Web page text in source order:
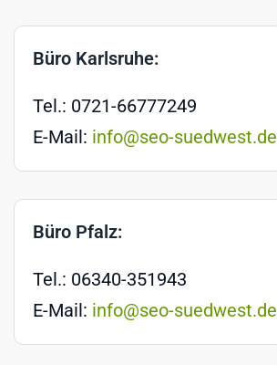
Büro Karlsruhe:
Tel.: 0721-66777249
E-Mail: info@seo-suedwest.de
Büro Pfalz:
Tel.: 06340-351943
E-Mail: info@seo-suedwest.de